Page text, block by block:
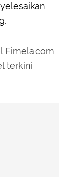
Fimela.com
terkini